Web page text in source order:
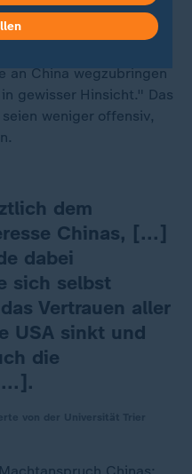
man in Peking
zähmen", so der
dieser aggressiven,
an China wegzubringen
gewisser Hinsicht." Das
weniger offensiv,
dem
Chinas, [...]
dabei
sich selbst
Vertrauen aller
USA sinkt und
die